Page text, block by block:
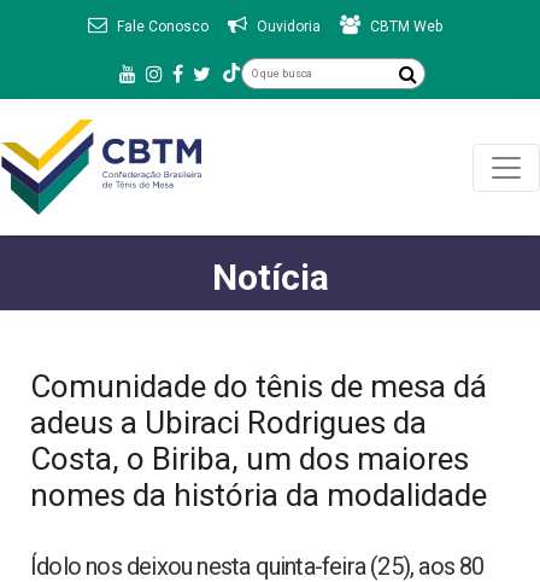
Fale Conosco Ouvidoria CBTM Web
Notícia
Comunidade do tênis de mesa dá
adeus a Ubiraci Rodrigues da
Costa, o Biriba, um dos maiores
nomes da história da modalidade
Ídolo nos deixou nesta quinta-feira (25), aos 80